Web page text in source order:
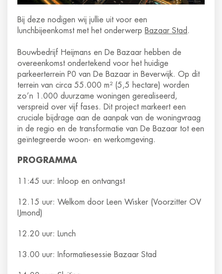
Bij deze nodigen wij jullie uit voor een
lunchbijeenkomst met het onderwerp Bazaar Stad .
Bouwbedrijf Heijmans en De Bazaar hebben de
overeenkomst ondertekend voor het huidige
parkeerterrein P0 van De Bazaar in Beverwijk. Op dit
terrein van circa 55.000 m² (5,5 hectare) worden
zo’n 1.000 duurzame woningen gerealiseerd,
verspreid over vijf fases. Dit project markeert een
cruciale bijdrage aan de aanpak van de woningvraag
in de regio en de transformatie van De Bazaar tot een
geïntegreerde woon- en werkomgeving.
PROGRAMMA
11:45 uur: Inloop en ontvangst
12.15 uur: Welkom door Leen Wisker (Voorzitter OV
IJmond)
12.20 uur: Lunch
13.00 uur: Informatiesessie Bazaar Stad